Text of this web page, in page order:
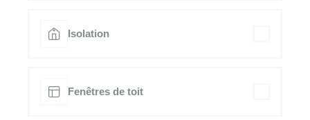
Isolation
Fenêtres de toit